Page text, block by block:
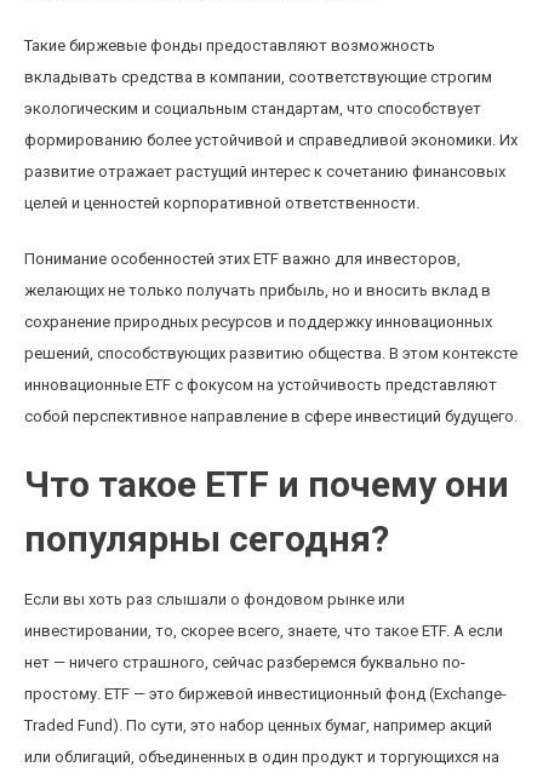
Такие биржевые фонды предоставляют возможность
вкладывать средства в компании, соответствующие строгим
экологическим и социальным стандартам, что способствует
формированию более устойчивой и справедливой экономики. Их
развитие отражает растущий интерес к сочетанию финансовых
целей и ценностей корпоративной ответственности.
Понимание особенностей этих ETF важно для инвесторов,
желающих не только получать прибыль, но и вносить вклад в
сохранение природных ресурсов и поддержку инновационных
решений, способствующих развитию общества. В этом контексте
инновационные ETF с фокусом на устойчивость представляют
собой перспективное направление в сфере инвестиций будущего.
Что такое ETF и почему они
популярны сегодня?
Если вы хоть раз слышали о фондовом рынке или
инвестировании, то, скорее всего, знаете, что такое ETF. А если
нет — ничего страшного, сейчас разберемся буквально по-
простому. ETF — это биржевой инвестиционный фонд (Exchange-
Traded Fund). По сути, это набор ценных бумаг, например акций
или облигаций, объединенных в один продукт и торгующихся на